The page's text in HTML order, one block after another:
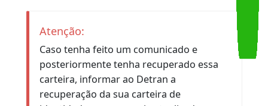
Acompanhe a sua solicitação
diretamente no portal rj.gov.br, na
seção "Meu RJ", opção "Minhas
Solicitações".